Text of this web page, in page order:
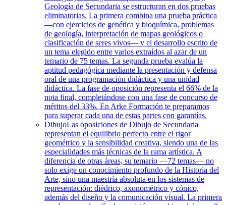
Geología de Secundaria se estructuran en dos pruebas
eliminatorias. La primera combina una prueba práctica
—con ejercicios de genética y bioquímica, problemas
de geología, interpretación de mapas geológicos o
clasificación de seres vivos— y el desarrollo escrito de
un tema elegido entre varios extraídos al azar de un
temario de 75 temas. La segunda prueba evalúa la
aptitud pedagógica mediante la presentación y defensa
oral de una programación didáctica y una unidad
didáctica. La fase de oposición representa el 66% de la
nota final, completándose con una fase de concurso de
méritos del 33%. En Arke Formación te preparamos
para superar cada una de estas partes con garantías.
DibujoLas oposiciones de Dibujo de Secundaria
representan el equilibrio perfecto entre el rigor
geométrico y la sensibilidad creativa, siendo una de las
especialidades más técnicas de la rama artística. A
diferencia de otras áreas, su temario —72 temas— no
solo exige un conocimiento profundo de la Historia del
Arte, sino una maestría absoluta en los sistemas de
representación: diédrico, axonométrico y cónico,
además del diseño y la comunicación visual. La primera